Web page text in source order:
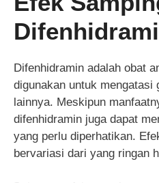
Difenhidramin adalah obat
digunakan untuk mengatasi
lainnya. Meskipun
difenhidramin juga dapat
yang perlu diperhatikan.
bervariasi dari yang ringan